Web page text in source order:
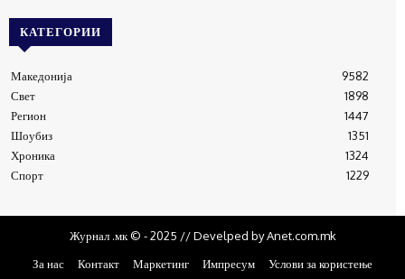
КАТЕГОРИИ
Македонија
9582
Свет
1898
Регион
1447
Шоубиз
1351
Хроника
1324
Спорт
1229
Журнал .мк © - 2025 // Develped by Anet.com.mk
За нас
Контакт Маркетинг Импресум Услови за користење